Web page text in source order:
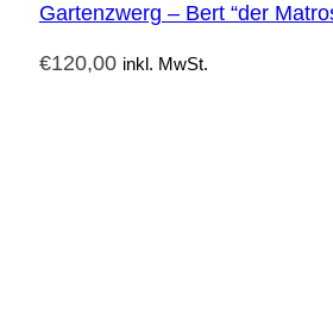
Gartenzwerg – Bert “der
€120,00 inkl. MwSt.